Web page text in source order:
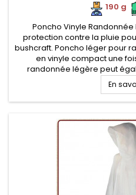
190 g
Poncho Vinyle Randonnée
protection contre la pluie
bushcraft. Poncho léger pour
en vinyle compact une
randonnée légère peut
protection ou de tapis
En